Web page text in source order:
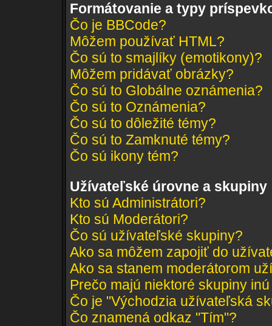
Formátovanie a typy
Čo je BBCode?
Môžem používať HTML?
Čo sú to smajlíky (emotikony)?
Môžem pridávať obrázky?
Čo sú to Globálne oznámenia?
Čo sú to Oznámenia?
Čo sú to dôležité témy?
Čo sú to Zamknuté témy?
Čo sú ikony tém?
Užívateľské úrovne a skupiny
Kto sú Administrátori?
Kto sú Moderátori?
Čo sú užívateľské skupiny?
Ako sa môžem zapojiť do
Ako sa stanem moderátorom
Prečo majú niektoré skupiny
Čo je "Východzia užívateľská
Čo znamená odkaz "Tím"?